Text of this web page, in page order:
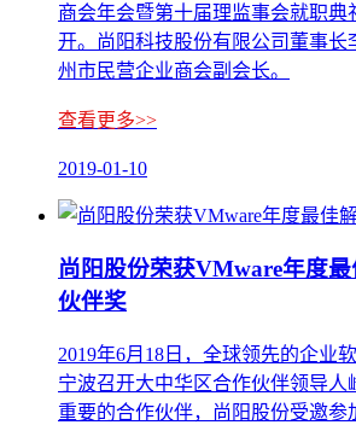
商会年会暨第十届理监事会就职典
开。尚阳科技股份有限公司董事长
州市民营企业商会副会长。
查看更多>>
2019-01-10
尚阳股份荣获VMware年度
伙伴奖
2019年6月18日，全球领先的企业
宁波召开大中华区合作伙伴领导人
重要的合作伙伴，尚阳股份受邀参